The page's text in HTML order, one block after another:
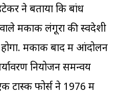
ने बताया कि बांध
मकाक लंगूरों की स्वदेशी
होगा. मकाक बाद में आंदोलन
नियोजन समन्वय
टास्क फोर्स ने 1976 में